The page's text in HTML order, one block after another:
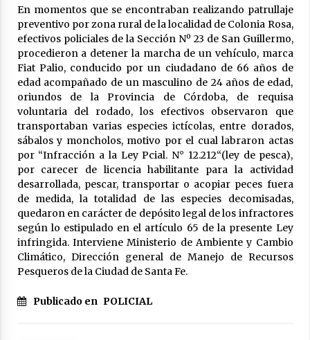
jornadas regionales sobre el fenómeno de El
Niño 2026-2027
05/08/2026
Ceres: dictaron prisión preventiva a un
hombre por el abuso sexual de dos niñas de
su entorno familiar
04/08/2026
Arrufó fue sede de una Jornada de
Capacitación del programa provincial «Crecer
Capacita»
04/08/2026
El CER N° 363 de Hersilia recibió un aporte
FANI para equipamiento en el marco de fuertes
inversiones educativas
04/08/2026
Michlig y González entregaron aportes
gubernamentales en Ceres y recorrieron
04/08/2026
En momentos que se encontraban realizando patrullaje
preventivo por zona rural de la localidad de Colonia Rosa,
efectivos policiales de la Sección Nº 23 de San Guillermo,
procedieron a detener la marcha de un vehículo, marca
Fiat Palio, conducido por un ciudadano de 66 años de
edad acompañado de un masculino de 24 años de edad,
oriundos de la Provincia de Córdoba, de requisa
voluntaria del rodado, los efectivos observaron que
transportaban varias especies ictícolas, entre dorados,
sábalos y moncholos, motivo por el cual labraron actas
por “Infracción a la Ley Pcial. N° 12.212“(ley de pesca),
por carecer de licencia habilitante para la actividad
desarrollada, pescar, transportar o acopiar peces fuera
de medida, la totalidad de las especies decomisadas,
quedaron en carácter de depósito legal de los infractores
según lo estipulado en el artículo 65 de la presente Ley
infringida. Interviene Ministerio de Ambiente y Cambio
Climático, Dirección general de Manejo de Recursos
Pesqueros de la Ciudad de Santa Fe.
Publicado en POLICIAL